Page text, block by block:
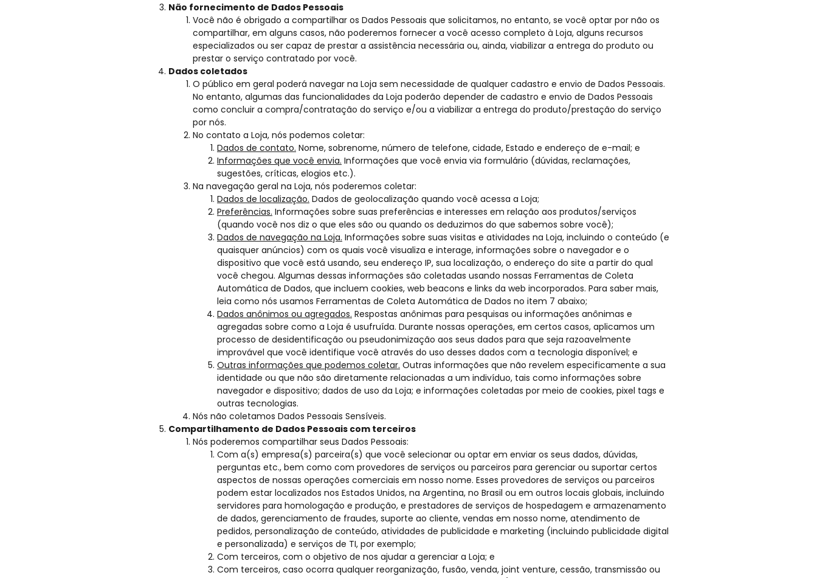
Não fornecimento de Dados Pessoais
Você não é obrigado a compartilhar os Dados Pessoais que solicitamos, no entanto, se você optar por não os
compartilhar, em alguns casos, não poderemos fornecer a você acesso completo à Loja, alguns recursos
especializados ou ser capaz de prestar a assistência necessária ou, ainda, viabilizar a entrega do produto ou
prestar o serviço contratado por você.
Dados coletados
O público em geral poderá navegar na Loja sem necessidade de qualquer cadastro e envio de Dados Pessoais.
No entanto, algumas das funcionalidades da Loja poderão depender de cadastro e envio de Dados Pessoais
como concluir a compra/contratação do serviço e/ou a viabilizar a entrega do produto/prestação do serviço
por nós.
No contato a Loja, nós podemos coletar:
Dados de contato. Nome, sobrenome, número de telefone, cidade, Estado e endereço de e-mail; e
Informações que você envia. Informações que você envia via formulário (dúvidas, reclamações,
sugestões, críticas, elogios etc.).
Na navegação geral na Loja, nós poderemos coletar:
Dados de localização. Dados de geolocalização quando você acessa a Loja;
Preferências. Informações sobre suas preferências e interesses em relação aos produtos/serviços
(quando você nos diz o que eles são ou quando os deduzimos do que sabemos sobre você);
Dados de navegação na Loja. Informações sobre suas visitas e atividades na Loja, incluindo o conteúdo (e
quaisquer anúncios) com os quais você visualiza e interage, informações sobre o navegador e o
dispositivo que você está usando, seu endereço IP, sua localização, o endereço do site a partir do qual
você chegou. Algumas dessas informações são coletadas usando nossas Ferramentas de Coleta
Automática de Dados, que incluem cookies, web beacons e links da web incorporados. Para saber mais,
leia como nós usamos Ferramentas de Coleta Automática de Dados no item 7 abaixo;
Dados anônimos ou agregados. Respostas anônimas para pesquisas ou informações anônimas e
agregadas sobre como a Loja é usufruída. Durante nossas operações, em certos casos, aplicamos um
processo de desidentificação ou pseudonimização aos seus dados para que seja razoavelmente
improvável que você identifique você através do uso desses dados com a tecnologia disponível; e
Outras informações que podemos coletar. Outras informações que não revelem especificamente a sua
identidade ou que não são diretamente relacionadas a um indivíduo, tais como informações sobre
navegador e dispositivo; dados de uso da Loja; e informações coletadas por meio de cookies, pixel tags e
outras tecnologias.
Nós não coletamos Dados Pessoais Sensíveis.
Compartilhamento de Dados Pessoais com terceiros
Nós poderemos compartilhar seus Dados Pessoais:
Com a(s) empresa(s) parceira(s) que você selecionar ou optar em enviar os seus dados, dúvidas,
perguntas etc., bem como com provedores de serviços ou parceiros para gerenciar ou suportar certos
aspectos de nossas operações comerciais em nosso nome. Esses provedores de serviços ou parceiros
podem estar localizados nos Estados Unidos, na Argentina, no Brasil ou em outros locais globais, incluindo
servidores para homologação e produção, e prestadores de serviços de hospedagem e armazenamento
de dados, gerenciamento de fraudes, suporte ao cliente, vendas em nosso nome, atendimento de
pedidos, personalização de conteúdo, atividades de publicidade e marketing (incluindo publicidade digital
e personalizada) e serviços de TI, por exemplo;
Com terceiros, com o objetivo de nos ajudar a gerenciar a Loja; e
Com terceiros, caso ocorra qualquer reorganização, fusão, venda, joint venture, cessão, transmissão ou